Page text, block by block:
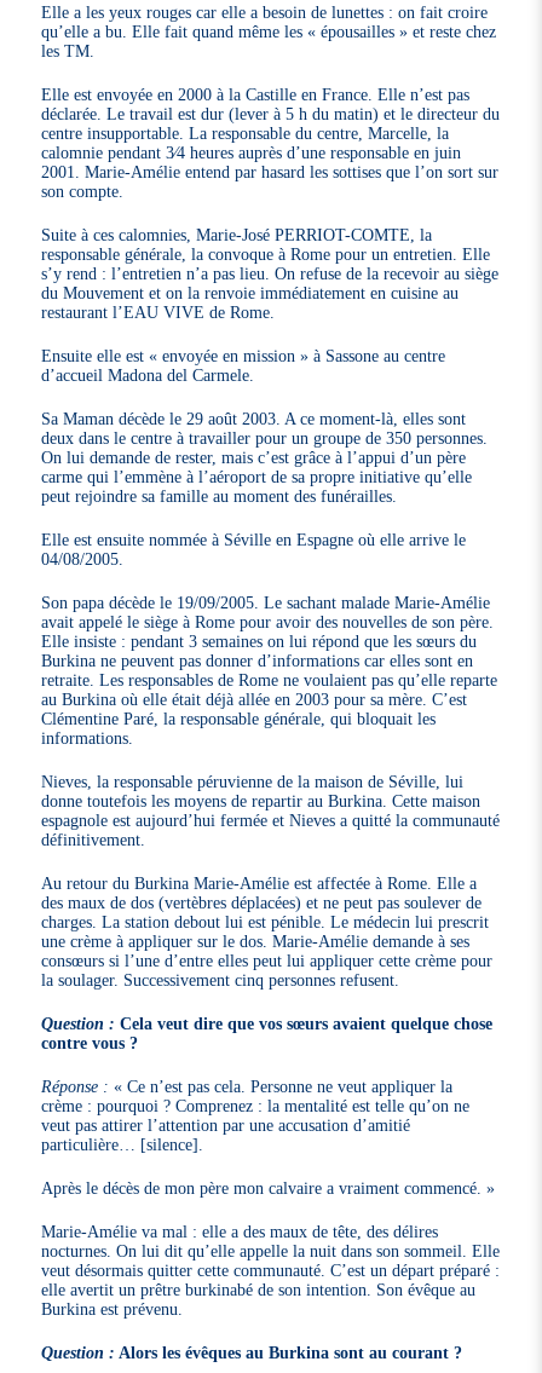
Elle a les yeux rouges car elle a besoin de lunettes : on fait croire
qu’elle a bu. Elle fait quand même les « épousailles » et reste chez
les TM.
Elle est envoyée en 2000 à la Castille en France. Elle n’est pas
déclarée. Le travail est dur (lever à 5 h du matin) et le directeur du
centre insupportable. La responsable du centre, Marcelle, la
calomnie pendant 3⁄4 heures auprès d’une responsable en juin
2001. Marie-Amélie entend par hasard les sottises que l’on sort sur
son compte.
Suite à ces calomnies, Marie-José PERRIOT-COMTE, la
responsable générale, la convoque à Rome pour un entretien. Elle
s’y rend : l’entretien n’a pas lieu. On refuse de la recevoir au siège
du Mouvement et on la renvoie immédiatement en cuisine au
restaurant l’EAU VIVE de Rome.
Ensuite elle est « envoyée en mission » à Sassone au centre
d’accueil Madona del Carmele.
Sa Maman décède le 29 août 2003. A ce moment-là, elles sont
deux dans le centre à travailler pour un groupe de 350 personnes.
On lui demande de rester, mais c’est grâce à l’appui d’un père
carme qui l’emmène à l’aéroport de sa propre initiative qu’elle
peut rejoindre sa famille au moment des funérailles.
Elle est ensuite nommée à Séville en Espagne où elle arrive le
04/08/2005.
Son papa décède le 19/09/2005. Le sachant malade Marie-Amélie
avait appelé le siège à Rome pour avoir des nouvelles de son père.
Elle insiste : pendant 3 semaines on lui répond que les sœurs du
Burkina ne peuvent pas donner d’informations car elles sont en
retraite. Les responsables de Rome ne voulaient pas qu’elle reparte
au Burkina où elle était déjà allée en 2003 pour sa mère. C’est
Clémentine Paré, la responsable générale, qui bloquait les
informations.
Nieves, la responsable péruvienne de la maison de Séville, lui
donne toutefois les moyens de repartir au Burkina. Cette maison
espagnole est aujourd’hui fermée et Nieves a quitté la communauté
définitivement.
Au retour du Burkina Marie-Amélie est affectée à Rome. Elle a
des maux de dos (vertèbres déplacées) et ne peut pas soulever de
charges. La station debout lui est pénible. Le médecin lui prescrit
une crème à appliquer sur le dos. Marie-Amélie demande à ses
consœurs si l’une d’entre elles peut lui appliquer cette crème pour
la soulager. Successivement cinq personnes refusent.
Question : Cela veut dire que vos sœurs avaient quelque chose
contre vous ?
Réponse : « Ce n’est pas cela. Personne ne veut appliquer la
crème : pourquoi ? Comprenez : la mentalité est telle qu’on ne
veut pas attirer l’attention par une accusation d’amitié
particulière… [silence].
Après le décès de mon père mon calvaire a vraiment commencé. »
Marie-Amélie va mal : elle a des maux de tête, des délires
nocturnes. On lui dit qu’elle appelle la nuit dans son sommeil. Elle
veut désormais quitter cette communauté. C’est un départ préparé :
elle avertit un prêtre burkinabé de son intention. Son évêque au
Burkina est prévenu.
Question : Alors les évêques au Burkina sont au courant ?